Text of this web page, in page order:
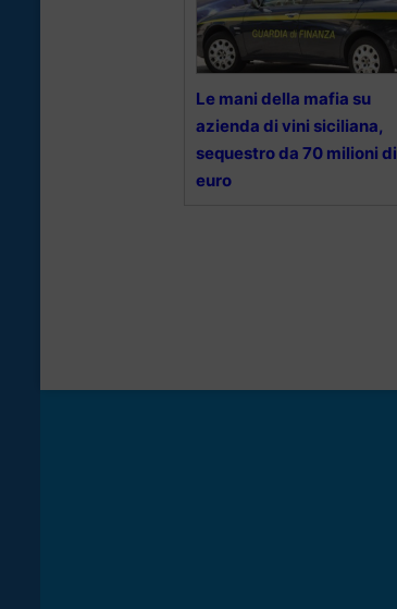
Le mani della mafia su
azienda di vini siciliana,
sequestro da 70 milioni di
euro